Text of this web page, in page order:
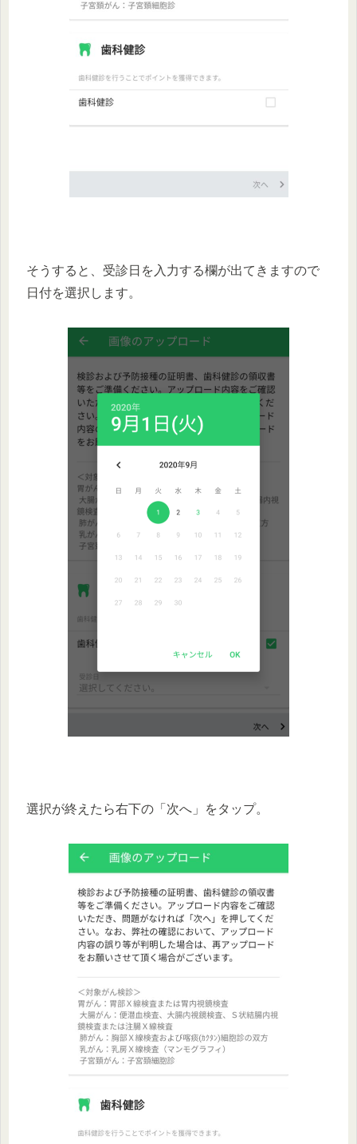
そうすると、受診日を入力する欄が出てきますので
日付を選択します。
選択が終えたら右下の「次へ」をタップ。